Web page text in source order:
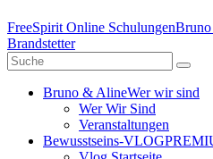
FreeSpirit Online Schulungen
Brandstetter
Bruno & AlineWer wir sind
Wer Wir Sind
Veranstaltungen
Bewusstseins-VLOG